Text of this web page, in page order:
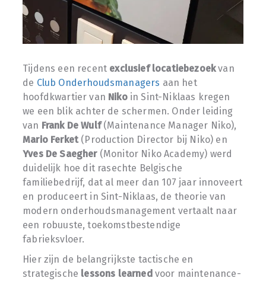
Tijdens een recent exclusief locatiebezoekvan
de Club Onderhoudsmanagers aan het
hoofdkwartier van Nikoin Sint-Niklaas kregen
we een blik achter de schermen. Onder leiding
van Frank De Wulf(Maintenance Manager Niko),
Mario Ferket(Production Director bij Niko) en
Yves De Saegher(Monitor Niko Academy) werd
duidelijk hoe dit rasechte Belgische
familiebedrijf, dat al meer dan 107 jaar innoveert
en produceert in Sint-Niklaas, de theorie van
modern onderhoudsmanagement vertaalt naar
een robuuste, toekomstbestendige
fabrieksvloer.
Hier zijn de belangrijkste tactische en
strategische lessons learned voor maintenance-